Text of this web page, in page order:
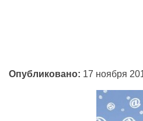
Опубликовано: 17 ноября